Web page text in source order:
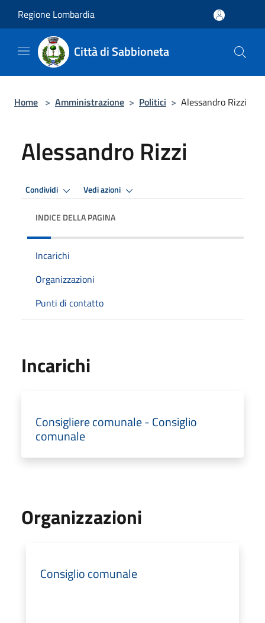
Regione Lombardia
Città di Sabbioneta
Home > Amministrazione > Politici > Alessandro Rizzi
Alessandro Rizzi
Condividi Vedi azioni
INDICE DELLA PAGINA
Incarichi
Organizzazioni
Punti di contatto
Incarichi
Consigliere comunale - Consiglio
comunale
Organizzazioni
Consiglio comunale